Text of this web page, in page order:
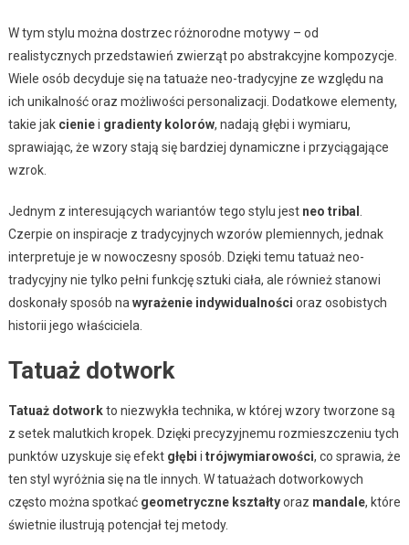
W tym stylu można dostrzec różnorodne motywy – od
realistycznych przedstawień zwierząt po abstrakcyjne kompozycje.
Wiele osób decyduje się na tatuaże neo-tradycyjne ze względu na
ich unikalność oraz możliwości personalizacji. Dodatkowe elementy,
takie jak cieniei gradienty kolorów, nadają głębi i wymiaru,
sprawiając, że wzory stają się bardziej dynamiczne i przyciągające
wzrok.
Jednym z interesujących wariantów tego stylu jest neo tribal
Czerpie on inspiracje z tradycyjnych wzorów plemiennych, jednak
interpretuje je w nowoczesny sposób. Dzięki temu tatuaż neo-
tradycyjny nie tylko pełni funkcję sztuki ciała, ale również stanowi
doskonały sposób na wyrażenie indywidualności oraz osobistych
historii jego właściciela.
Tatuaż dotwork
Tatuaż dotworkto niezwykła technika, w której wzory tworzone są
z setek malutkich kropek. Dzięki precyzyjnemu rozmieszczeniu tych
punktów uzyskuje się efekt głębi i trójwymiarowości, co sprawia, że
ten styl wyróżnia się na tle innych. W tatuażach dotworkowych
często można spotkać geometryczne kształtyoraz mandale, które
świetnie ilustrują potencjał tej metody.